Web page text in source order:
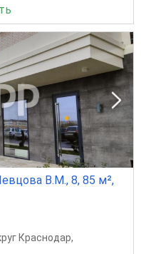
В.М., 8, 85 м²,
Краснодар,